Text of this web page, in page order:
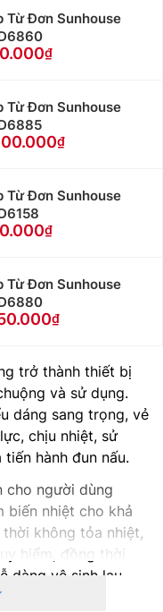
Từ Đơn Sunhouse
Từ Đơn Sunhouse
Từ Đơn Sunhouse
Từ Đơn Sunhouse
trở thành thiết bị
và sử dụng.
dáng sang trọng, vẻ
chịu nhiệt, sử
hành đun nấu.
cho người dùng
biến nhiệt cho khả
không tỏa nhiệt,
hiểm, đồng thời
dàng vệ sinh lau